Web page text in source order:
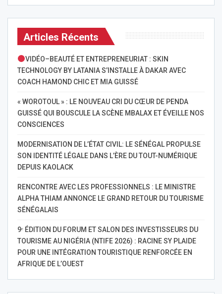
Articles Récents
VIDÉO–BEAUTÉ ET ENTREPRENEURIAT : SKIN
TECHNOLOGY BY LATANIA S’INSTALLE À DAKAR AVEC
COACH HAMOND CHIC ET MIA GUISSÉ
« WOROTOUL » : LE NOUVEAU CRI DU CŒUR DE PENDA
GUISSÉ QUI BOUSCULE LA SCÈNE MBALAX ET ÉVEILLE NOS
CONSCIENCES
MODERNISATION DE L’ÉTAT CIVIL: LE SÉNÉGAL PROPULSE
SON IDENTITÉ LÉGALE DANS L’ÈRE DU TOUT-NUMÉRIQUE
DEPUIS KAOLACK
RENCONTRE AVEC LES PROFESSIONNELS : LE MINISTRE
ALPHA THIAM ANNONCE LE GRAND RETOUR DU TOURISME
SÉNÉGALAIS
9ᵉ ÉDITION DU FORUM ET SALON DES INVESTISSEURS DU
TOURISME AU NIGÉRIA (NTIFE 2026) : RACINE SY PLAIDE
POUR UNE INTÉGRATION TOURISTIQUE RENFORCÉE EN
AFRIQUE DE L’OUEST